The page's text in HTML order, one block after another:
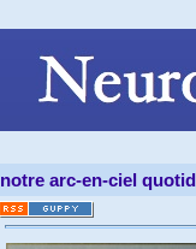
notre arc-en-ciel